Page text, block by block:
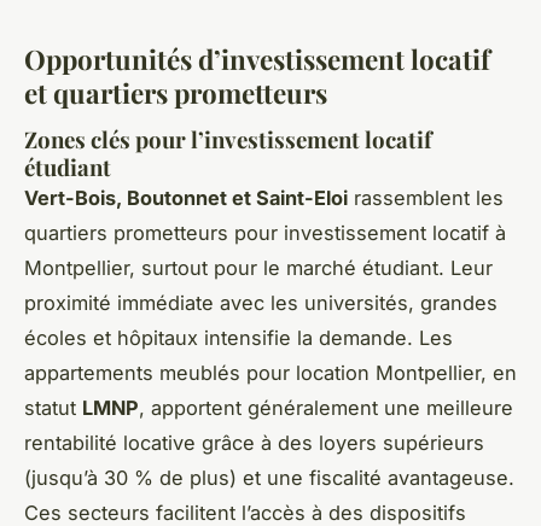
Opportunités d’investissement locatif
et quartiers prometteurs
Zones clés pour l’investissement locatif
étudiant
Vert-Bois, Boutonnet et Saint-Eloi rassemblent les
quartiers prometteurs pour investissement locatif à
Montpellier, surtout pour le marché étudiant. Leur
proximité immédiate avec les universités, grandes
écoles et hôpitaux intensifie la demande. Les
appartements meublés pour location Montpellier, en
statut LMNP, apportent généralement une meilleure
rentabilité locative grâce à des loyers supérieurs
(jusqu’à 30 % de plus) et une fiscalité avantageuse.
Ces secteurs facilitent l’accès à des dispositifs